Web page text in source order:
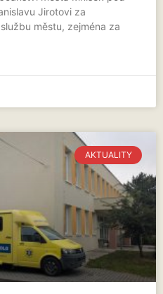
Jirotovi za
městu, zejména za
AKTUALITY